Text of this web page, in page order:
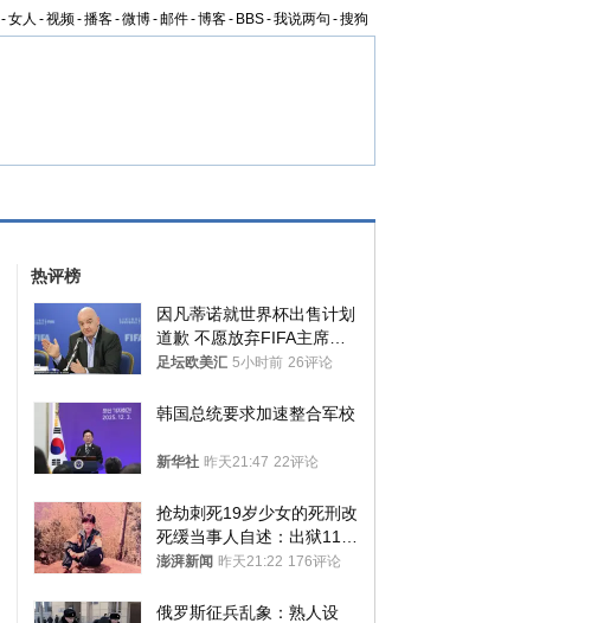
-女人 -视频-播客-微博-邮件-博客- BBS-我说两句 -搜狗
热评榜
因凡蒂诺就世界杯出售计划
道歉 不愿放弃FIFA主席职
位
足坛欧美汇 5小时前 26评论
韩国总统要求加速整合军校
新华社 昨天21:47 22评论
抢劫刺死19岁少女的死刑改
死缓当事人自述：出狱11年
间始终刻意躲避被害人家属
澎湃新闻 昨天21:22 176评论
俄罗斯征兵乱象：熟人设